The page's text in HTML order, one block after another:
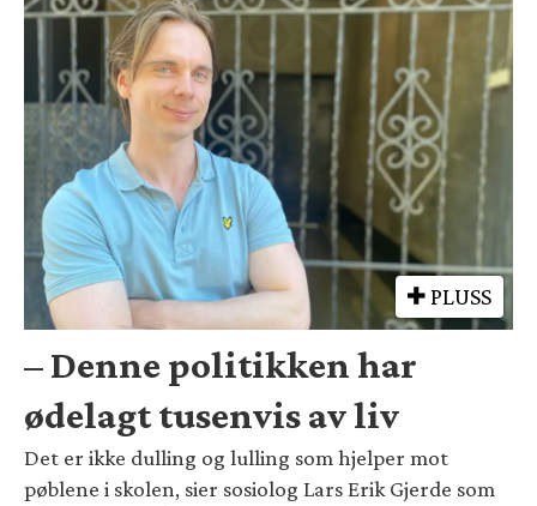
PLUSS
– Denne politikken har
ødelagt tusenvis av liv
Det er ikke dulling og lulling som hjelper mot
pøblene i skolen, sier sosiolog Lars Erik Gjerde som